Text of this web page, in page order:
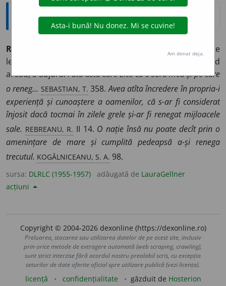
Explicative DEX
RENEG
A tăgădui, a nega; a se
lepăda (de cineva sau de ceva), a nu recunoaște ca fiind
al său, a abjura.Fata asta care zice că e sora mea și pe care
o reneg... SEBASTIAN, T. 358.Avea atîta încredere în propria-i
experiență și cunoaștere a oamenilor, că s-ar fi considerat
înjosit dacă tocmai în zilele grele și-ar fi renegat mijloacele
sale. REBREANU, R. II 14. O nație însă nu poate decît prin o
amenințare de mare și cumplită pedeapsă a-și renega
trecutul. KOGĂLNICEANU, S. A. 98.
sursa: DLRLC (1955-1957) adăugată de LauraGellner
acțiuni
Copyright © 2004-2026 dexonline (https://dexonline.ro)
Preluarea, stocarea sau utilizarea datelor de pe acest site, inclusiv
prin orice metode de extragere automată (web scraping, crawling),
sunt strict interzise fără acordul nostru prealabil scris, cu excepția
seturilor de date oferite oficial spre utilizare publică (vezi licența).
licență confidențialitate găzduit de Hosterion
Am donat deja.